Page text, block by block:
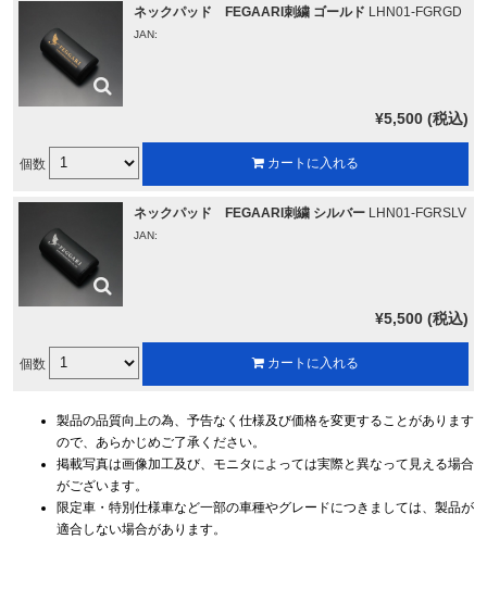
ネックパッド FEGAARI刺繍 ゴールド LHN01-FGRGD
JAN:
¥5,500 (税込)
個数 カートに入れる
ネックパッド FEGAARI刺繍 シルバーLHN01-FGRSLV
JAN:
¥5,500 (税込)
個数 カートに入れる
製品の品質向上の為、予告なく仕様及び価格を変更することがあります
ので、あらかじめご了承ください。
掲載写真は画像加工及び、モニタによっては実際と異なって見える場合
がございます。
限定車・特別仕様車など一部の車種やグレードにつきましては、製品が
適合しない場合があります。